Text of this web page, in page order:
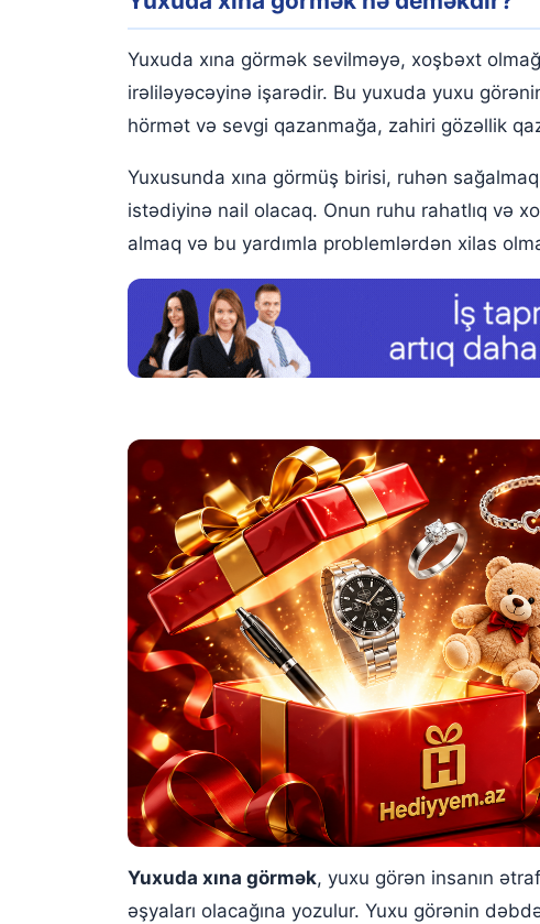
Yuxuda xına düzəltmək
Yuxuda əlinə xına vuran və ya əlində xına görmək
Yuxuda xına tozu görmək
Yuxuda xına gecəsi görmək
Yuxuda saqqalına xına çəkdiyini görmək
Yuxuda ayağınıza xına sürtdüyünüzü görmək
Yuxuda xına görmək sevilməyə, xoşbəxt
irəliləyəcəyinə işarədir. Bu yuxuda yuxu
hörmət və sevgi qazanmağa, zahiri gözəllik
Yuxusunda xına görmüş birisi, ruhən
istədiyinə nail olacaq. Onun ruhu rahatlıq və
almaq və bu yardımla problemlərdən xilas
Yuxuda xına görmək, yuxu görən insanın
əşyaları olacağına yozulur. Yuxu görənin